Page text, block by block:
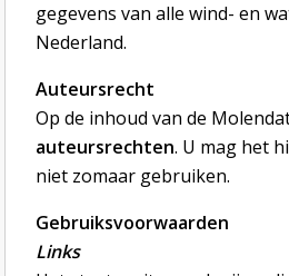
gegevens van alle wind- en
Nederland.
Auteursrecht
Op de inhoud van de
auteursrechten. U mag het
niet zomaar gebruiken.
Gebruiksvoorwaarden
Links